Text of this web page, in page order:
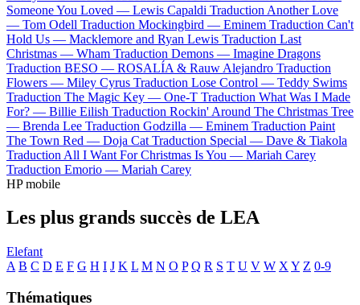
Someone You Loved — Lewis Capaldi Traduction Another Love
— Tom Odell Traduction Mockingbird — Eminem Traduction Can't
Hold Us — Macklemore and Ryan Lewis Traduction Last
Christmas — Wham Traduction Demons — Imagine Dragons
Traduction BESO — ROSALÍA & Rauw Alejandro Traduction
Flowers — Miley Cyrus Traduction Lose Control — Teddy Swims
Traduction The Magic Key — One-T Traduction What Was I Made
For? — Billie Eilish Traduction Rockin' Around The Christmas Tree
— Brenda Lee Traduction Godzilla — Eminem Traduction Paint
The Town Red — Doja Cat Traduction Special — Dave & Tiakola
Traduction All I Want For Christmas Is You — Mariah Carey
Traduction Emorio — Mariah Carey
HP mobile
Les plus grands succès de LEA
Elefant
A B C D E F G H I J K L M N O P Q R S T U V W X Y Z 0-9
Thématiques